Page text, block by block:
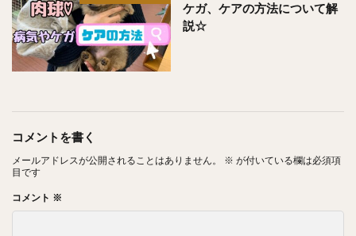
ケガ、ケアの方法について解
説☆
コメントを書く
メールアドレスが公開されることはありません。 ※ が付いている欄は必須項
目です
コメント ※